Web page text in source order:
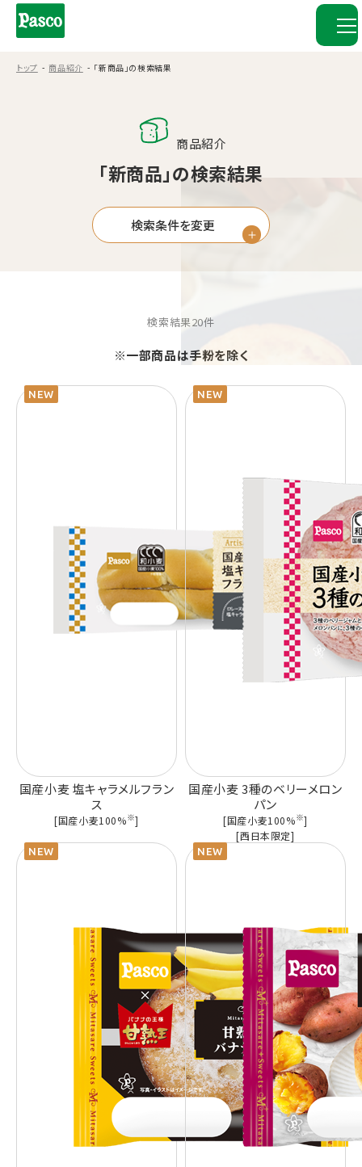
トップ 商品紹介 「新商品」の検索結果
商品紹介
「新商品」の検索結果
検索条件を変更
検索結果20件
※一部商品は手粉を除く
国産小麦 塩キャラメルフラン
ス
[国産小麦100%※]
国産小麦 3種のベリーメロン
パン
[国産小麦100%※]
[西日本限定]